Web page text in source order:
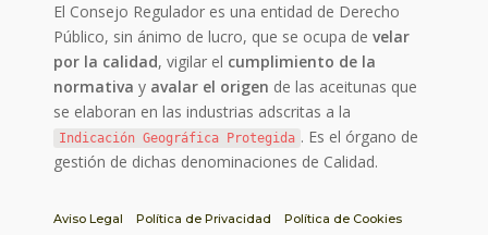
El Consejo Regulador es una entidad de Derecho
Público, sin ánimo de lucro, que se ocupa develar
por la calidad, vigilar el cumplimiento de la
normativa y avalar el origen de las aceitunas que
se elaboran en las industrias adscritas a la
Indicación Geográfica Protegida . Es el órgano de
gestión de dichas denominaciones de Calidad.
Aviso Legal Política de Privacidad
Política de Cookies